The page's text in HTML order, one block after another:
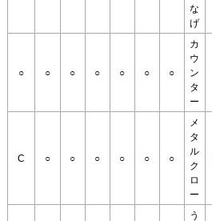
な
げ
○ ○ ○ ○ ○ ○ ○
カ
ウ
ン
タ
ー
C ○ ○ ○ ○ ○ ○
メ
タ
ル
ク
ロ
ー
う